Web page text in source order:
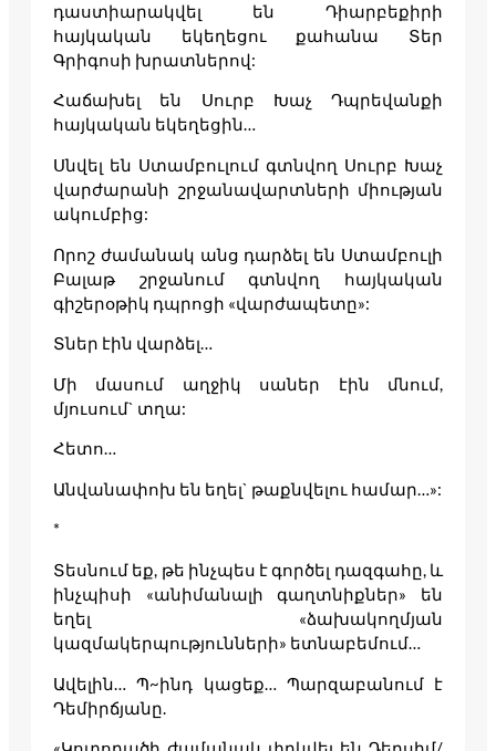
դաստիարակվել են Դիարբեքիրի
հայկական եկեղեցու քահանա Տեր
Գրիգոսի խրատներով:
Հաճախել են Սուրբ Խաչ Դպրեվանքի
հայկական եկեղեցին…
Սնվել են Ստամբուլում գտնվող Սուրբ Խաչ
վարժարանի շրջանավարտների միության
ակումբից:
Որոշ ժամանակ անց դարձել են Ստամբուլի
Բալաթ շրջանում գտնվող հայկական
գիշերօթիկ դպրոցի «վարժապետը»:
Տներ էին վարձել…
Մի մասում աղջիկ սաներ էին մնում,
մյուսում` տղա:
Հետո…
Անվանափոխ են եղել` թաքնվելու համար…»:
*
Տեսնում եք, թե ինչպես է գործել դազգահը, և
ինչպիսի «անիմանալի գաղտնիքներ» են
եղել «ձախակողմյան
կազմակերպությունների» ետնաբեմում…
Ավելին… Պ~ինդ կացեք… Պարզաբանում է
Դեմիրճյանը.